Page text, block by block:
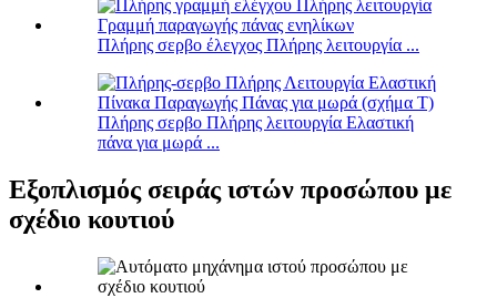
Πλήρης σερβο έλεγχος Πλήρης λειτουργία ...
Πλήρης σερβο Πλήρης λειτουργία Ελαστική
πάνα για μωρά ...
Εξοπλισμός σειράς ιστών προσώπου με
σχέδιο κουτιού